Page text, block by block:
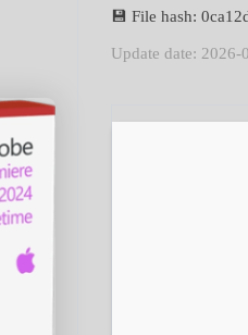
💾 File hash:
Update date: 2026-